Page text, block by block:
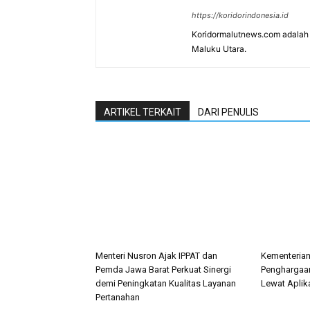
https://koridorindonesia.id
Koridormalutnews.com
Maluku Utara.
ARTIKEL TERKAIT DARI PENULIS
Menteri Nusron Ajak IPPAT dan
Pemda Jawa Barat Perkuat Sinergi
demi Peningkatan Kualitas Layanan
Pertanahan
Lewat